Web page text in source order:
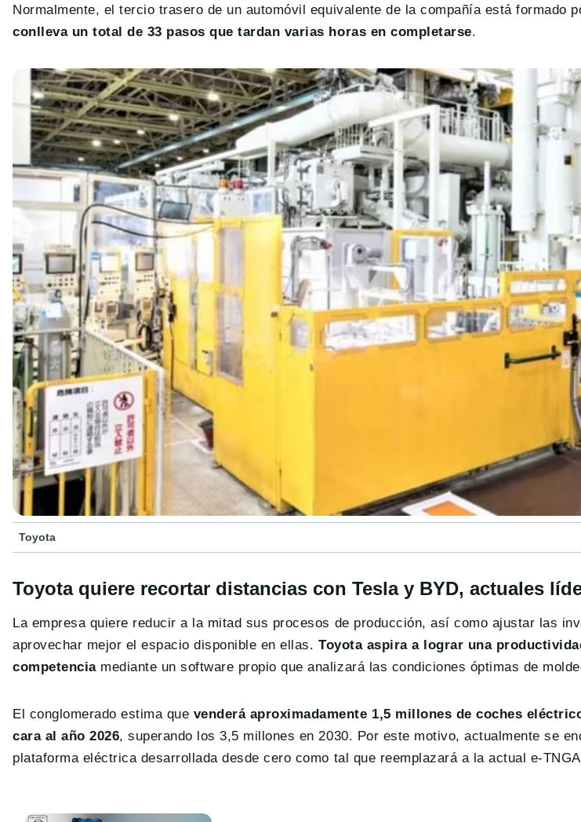
Normalmente, el tercio trasero de un automóvil equivalente de la compañía está formado
conlleva un total de 33 pasos que tardan varias horas en completarse.
Toyota
Toyota quiere recortar distancias con Tesla y BYD, actuales
La empresa quiere reducir a la mitad sus procesos de producción, así como ajustar las
aprovechar mejor el espacio disponible en ellas. Toyota aspira a lograr una
competenciamediante un software propio que analizará las condiciones óptimas de
El conglomerado estima que venderá aproximadamente 1,5 millones de coches
cara al año 2026, superando los 3,5 millones en 2030. Por este motivo, actualmente se
plataforma eléctrica desarrollada desde cero como tal que reemplazará a la actual e-